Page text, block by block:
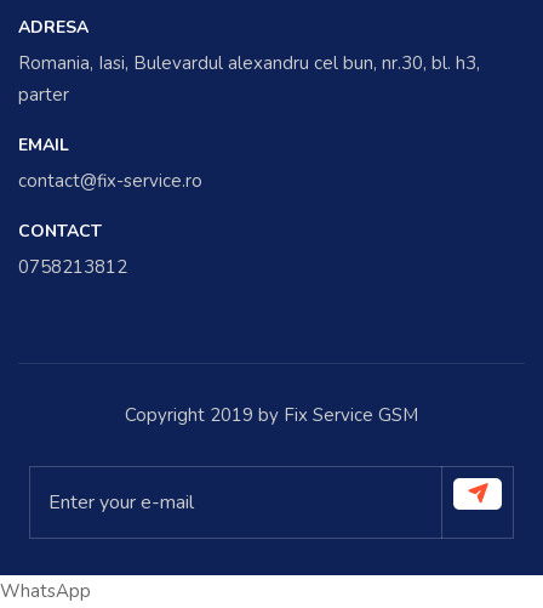
ADRESA
Romania, Iasi, Bulevardul alexandru cel bun, nr.30, bl. h3,
parter
EMAIL
contact@fix-service.ro
CONTACT
0758213812
Copyright 2019 by Fix Service GSM
WhatsApp